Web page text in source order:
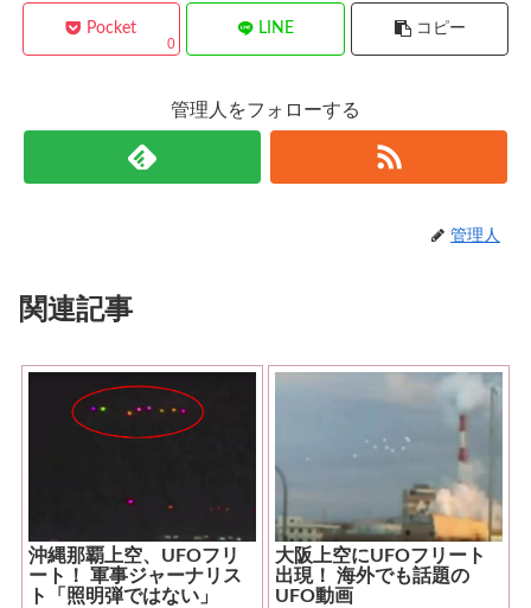
Pocket
0
LINE コピー
管理人をフォローする
管理人
関連記事
沖縄那覇上空、UFOフリ
ート！ 軍事ジャーナリス
ト「照明弾ではない」
大阪上空にUFOフリート
出現！ 海外でも話題の
UFO動画